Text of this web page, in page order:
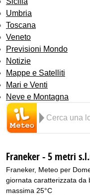
Umbria
Toscana
Veneto
Previsioni Mondo
Notizie
Mappe e Satelliti
Mari e Venti
Neve e Montagna
Franeker - 5 metri
Franeker, Meteo per
giornata caratterizzata da
massima 25°C